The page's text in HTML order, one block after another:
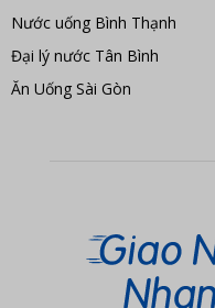
Nước uống Bình Thạnh
Đại lý nước Tân Bình
Ăn Uống Sài Gòn